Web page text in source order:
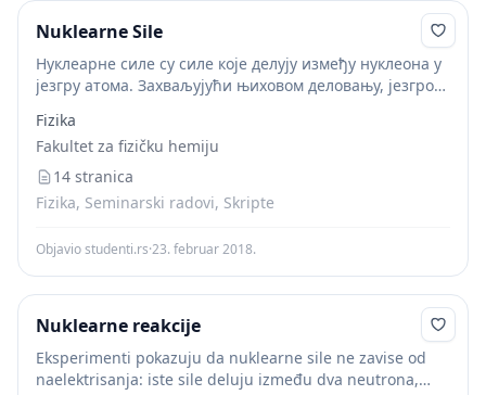
Nuklearne Sile
Нуклеарне силе су силе које делују између нуклеона у
језгру атома. Захваљујући њиховом деловању, језгро
Fizika
Fakultet za fizičku hemiju
14 stranica
Fizika, Seminarski radovi, Skripte
Objavio studenti.rs·23. februar 2018.
Nuklearne reakcije
Eksperimenti pokazuju da nuklearne sile ne zavise od
naelektrisanja: iste sile deluju između dva neutrona,